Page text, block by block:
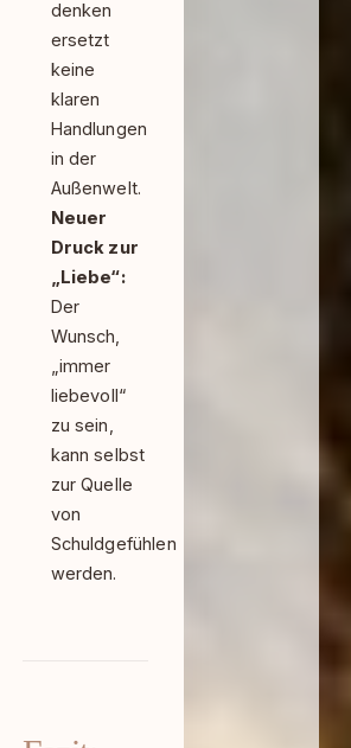
denken
ersetzt
keine
klaren
Handlungen
in der
Außenwelt.
Neuer
Druck zur
„Liebe“:
Der
Wunsch,
„immer
liebevoll“
zu sein,
kann selbst
zur Quelle
von
Schuldgefühlen
werden.